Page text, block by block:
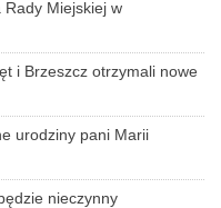
Rady Miejskiej w
i Brzeszcz otrzymali nowe
urodziny pani Marii
nieczynny